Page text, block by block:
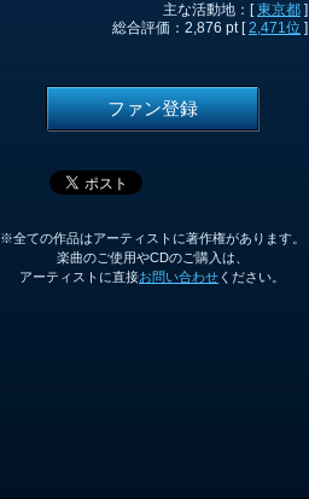
主な活動地：[東京都 ]
総合評価：2,876 pt [2,471位 ]
ファン登録
※全ての作品はアーティストに著作権があります。
楽曲のご使用やCDのご購入は、
アーティストに直接お問い合わせ ください。